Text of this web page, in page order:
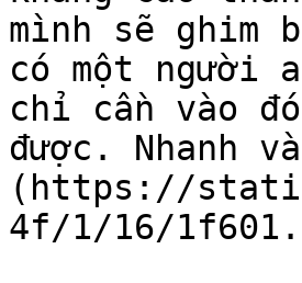
mình sẽ ghim
có một người
chỉ cần vào
được. Nhanh
(https://
4f/1/16/